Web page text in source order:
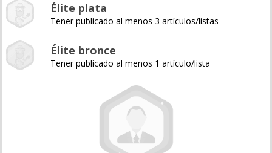
Élite plata
Tener publicado al menos 3 artículos/listas
Élite bronce
Tener publicado al menos 1 artículo/lista